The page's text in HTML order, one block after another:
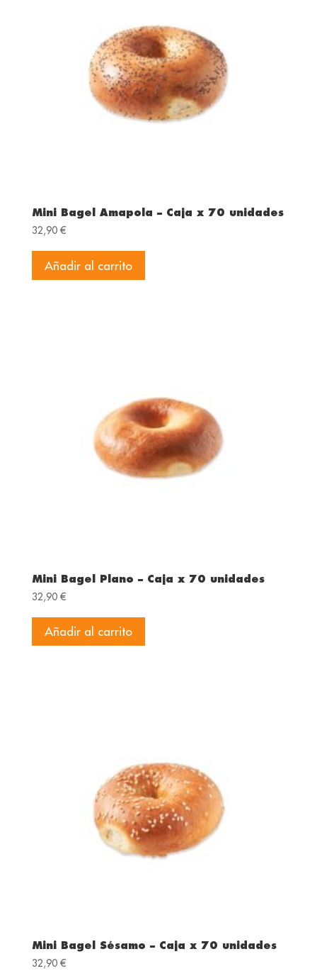
Mini Bagel Amapola – Caja x 70 unidades
32,90 €
Añadir al carrito
Mini Bagel Plano – Caja x 70 unidades
32,90 €
Añadir al carrito
Mini Bagel Sésamo – Caja x 70 unidades
32,90 €